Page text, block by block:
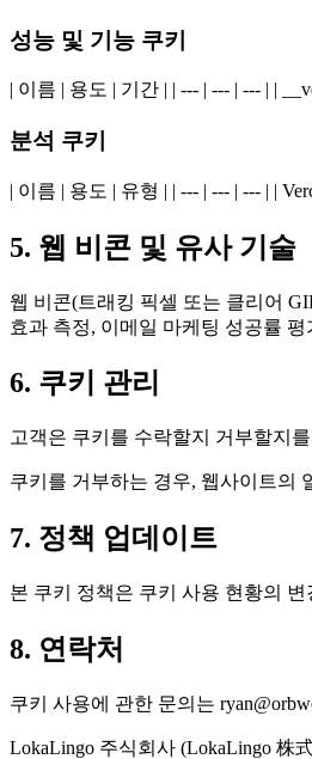
성능 및 기능 쿠키
| 이름 | 용도 | 기간 | | --- | --- | --- | |
분석 쿠키
| 이름 | 용도 | 유형 | | --- | --- | --- | |
5. 웹 비콘 및 유사 기술
웹 비콘(트래킹 픽셀 또는 클리어
효과 측정, 이메일 마케팅 성공률
6. 쿠키 관리
고객은 쿠키를 수락할지 거부할지
쿠키를 거부하는 경우, 웹사이트의
7. 정책 업데이트
본 쿠키 정책은 쿠키 사용 현황의
8. 연락처
쿠키 사용에 관한 문의는
LokaLingo 주식회사 (LokaLingo 株